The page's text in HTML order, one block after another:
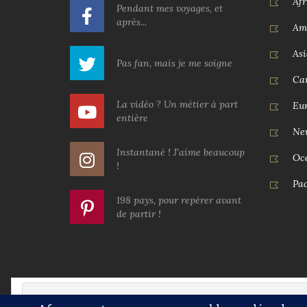
Pendant mes voyages, et
après...
Pas fan, mais je me soigne
La vidéo ? Un métier à part
entière
Instantané ! J'aime beaucoup
!
198 pays, pour repérer avant
de partir !